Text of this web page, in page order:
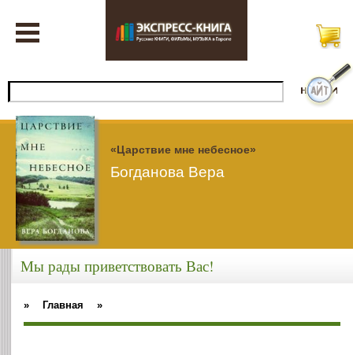
«Царствие мне небесное»
Богданова Вера
Мы рады приветствовать Вас!
» Главная »